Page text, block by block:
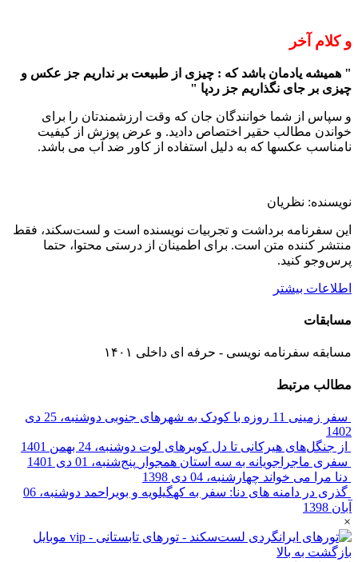
و کلام آخر
" همیشه یادمان باشد که : چیزی از طبیعت بر نداریم جز عکس و
چیزی بر جای نگذاریم جز ردپا "
و سپاس از شما خوانندگان جان که وقت ارزشمندتان را برای
خواندن مطالب حقیر اختصاص دادید. و عرض پوزش از کیفیت
نامناسب عکسها که به دلیل استفاده از کاور ضد آب می باشد.
نویسنده: نظریان
این سفرنامه برداشت و تجربیات نویسنده است و لست‌سکند، فقط
منتشر کننده متن است. برای اطمینان از درستی محتوا، حتما
پرس‌وجو کنید.
اطلاعات بیشتر
مسابقات
مسابقه سفرنامه نویسی - حرفه ای داخلی ۱۴۰۱
مطالب مرتبط
سفر زمینی 11 روزه با کودک به شهرهای جنوبی
دوشنبه، 25 دی
1402
از جنگل‌های هیرکانی تا دل کویرهای لوت دوشنبه، 24 بهمن 1401
سفری ماجراجویانه به سه استان همجوار پنج‌شنبه، 01 دی 1401
دنا مرا می خواند چهارشنبه، 04 دی 1398
گذری در دامنه‏ های دنا: سفر به کهگیلویه و بویراحمد
دوشنبه، 06
آبان 1398
×
بازگشت به بالا